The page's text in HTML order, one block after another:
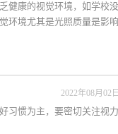
健康的视觉环境，如学校
环境尤其是光照质量是影
2022年08月02
习惯为主，要密切关注视